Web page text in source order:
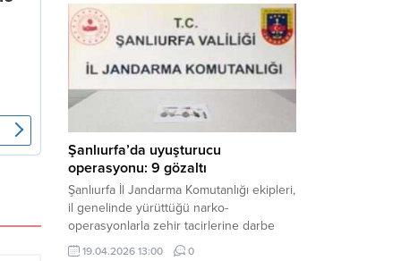
mühimmat ele geçirildi. Haber Merkezi –
Şanlıurfa Valiliği İl Basın ve Halkla İlişkiler
Müdürlüğü tarafından yapılan açıklamaya
göre; 17 Nisan...
Şanlıurfa’da uyuşturucu
operasyonu: 9 gözaltı
Şanlıurfa İl Jandarma Komutanlığı ekipleri,
il genelinde yürüttüğü narko-
operasyonlarla zehir tacirlerine darbe
indirdi. Üç ilçede eş zamanlı
19.04.2026 13:00 0